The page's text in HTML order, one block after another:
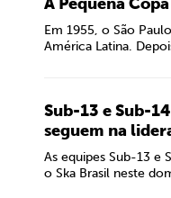
Em 1955, o São
América Latina.
Sub-13 e Sub-
seguem na
As equipes Sub-13 e
o Ska Brasil neste